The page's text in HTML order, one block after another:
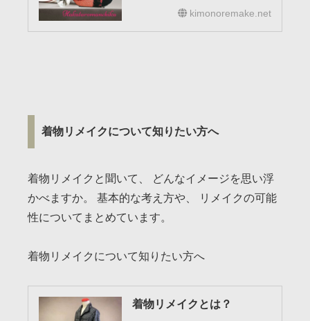
kimonoremake.net
着物リメイクについて知りたい方へ
着物リメイクと聞いて、 どんなイメージを思い浮
かべますか。 基本的な考え方や、 リメイクの可能
性についてまとめています。
着物リメイクについて知りたい方へ
着物リメイクとは？